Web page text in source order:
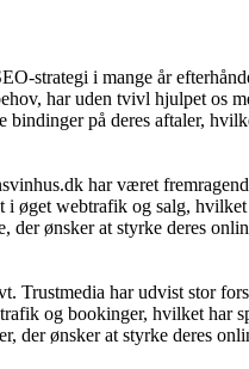
strategi i mange år
har uden tvivl hjulpet
på deres aftaler,
har været
i øget webtrafik og salg,
der ønsker at styrke deres
Trustmedia har udvist stor
og bookinger, hvilket
der ønsker at styrke deres